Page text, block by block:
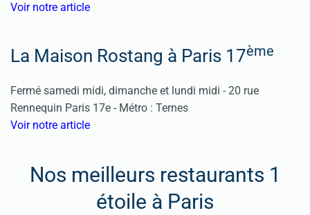
Voir notre article
La Maison Rostang à Paris 17ème
Fermé samedi midi, dimanche et lundi midi - 20 rue
Rennequin Paris 17e - Métro : Ternes
Voir notre article
Nos meilleurs restaurants 1
étoile à Paris